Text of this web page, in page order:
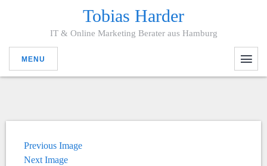
Tobias Harder
IT & Online Marketing Berater aus Hamburg
MENU
Previous Image
Next Image